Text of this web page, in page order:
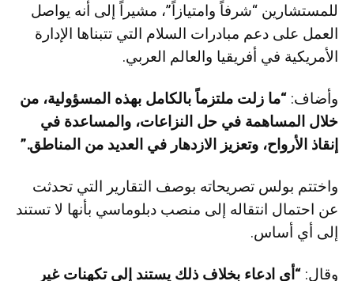
للمستشارين “شرفاً وامتيازاً”، مشيراً إلى أنه يواصل
العمل على دعم مبادرات السلام التي تتبناها الإدارة
الأمريكية في أفريقيا والعالم العربي.
وأضاف: “ما زلت ملتزماً بالكامل بهذه المسؤولية، من
خلال المساهمة في حل النزاعات، والمساعدة في
إنقاذ الأرواح، وتعزيز الازدهار في العديد من المناطق.”
واختتم بولس تصريحاته بوصف التقارير التي تحدثت
عن احتمال انتقاله إلى منصب دبلوماسي بأنها لا تستند
إلى أي أساس.
وقال: “أي ادعاء بخلاف ذلك يستند إلى تكهنات غير